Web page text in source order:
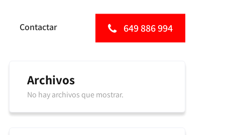
649 886 994
Contactar
Archivos
No hay archivos que mostrar.